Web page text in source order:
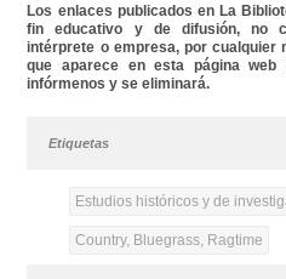
Los enlaces publicados en La
fin educativo y de difusión, no
intérprete o empresa, por cualquier
que aparece en esta página
infórmenos y se eliminará.
Etiquetas
Estudios históricos y de
Country, Bluegrass, Ragtime